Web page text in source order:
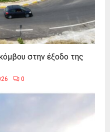
στην έξοδο της
0